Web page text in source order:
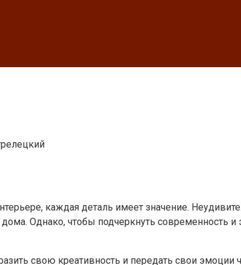
каждая деталь имеет значение.
Однако, чтобы подчеркнуть современность и
свою креативность и передать свои